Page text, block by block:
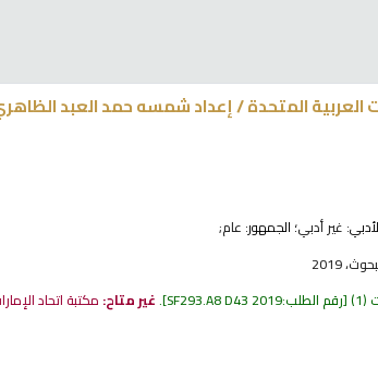
العربية المتحدة /إعداد شمسه حمد العبد
غير أدبي؛ الجمهور: عام;
2019
(1) رقم الطلب:SF293.A8 D43 2019
.غير متاح: مكتبة اتحاد